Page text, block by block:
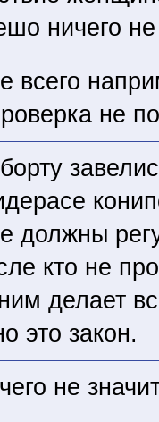
ничего не
всего
не
должны
кто не
делает
это закон.
не